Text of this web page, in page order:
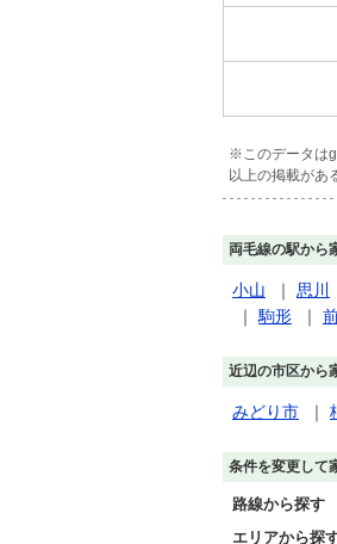
※このデータは
以上の掲載があ
両毛線の駅から
小山 ｜ 思川
｜ 駒形 ｜
近辺の市区から
みどり市 ｜
条件を変更して
路線から探す
エリアから探